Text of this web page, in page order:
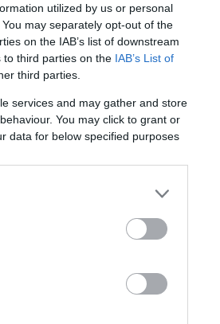
utilized by us or personal
may separately opt-out of the
on the IAB’s list of downstream
to third parties on the IAB’s List of
third parties.
services and may gather and store
You may click to grant or
data for below specified purposes
Anthony
Aston Villa
Ayden Heaven
Benjamin Sesko
Brandon
Bryan Mbeumo
Casemiro
Crystal Palace